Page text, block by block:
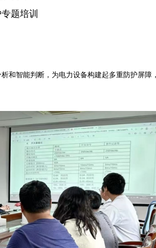
题培训
智能判断，为电力设备构建起多重防护屏障